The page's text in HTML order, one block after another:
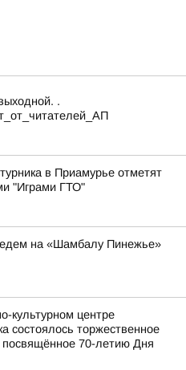
.
в Приамурье отметят
"Играми ГТО"
на «Шамбалу Пинежье»
культурном центре
состоялось торжественное
посвящённое 70-летию Дня